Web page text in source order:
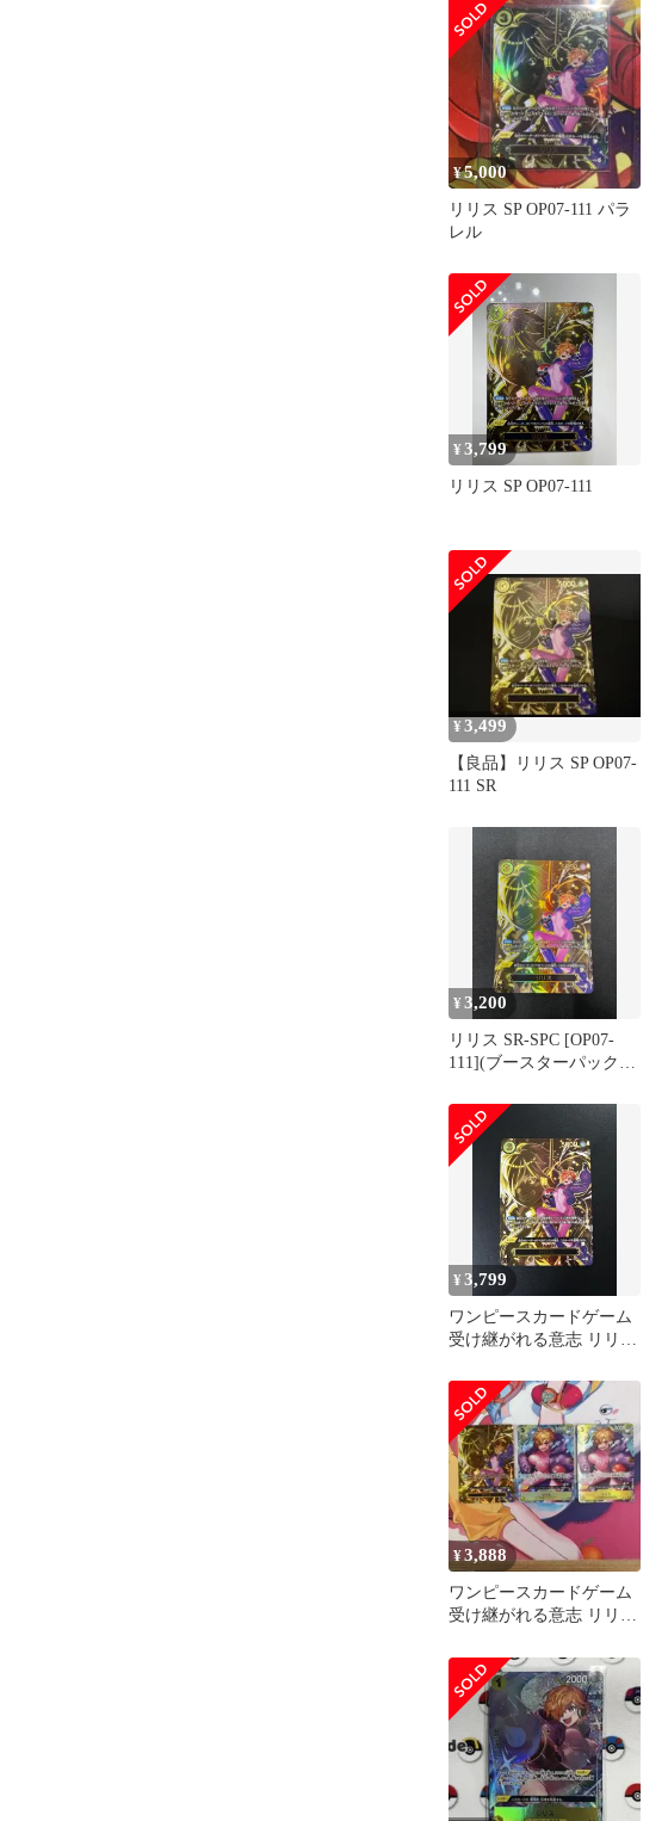
¥5,000
リリス SP OP07-111 パラ
レル
¥3,799
リリス SP OP07-111
¥3,499
【良品】リリス SP OP07-
111 SR
¥3,200
リリス SR-SPC [OP07-
111](ブースターパック
¥3,799
ワンピースカードゲーム
受け継がれる意志 リリス
¥3,888
ワンピースカードゲーム
受け継がれる意志 リリス